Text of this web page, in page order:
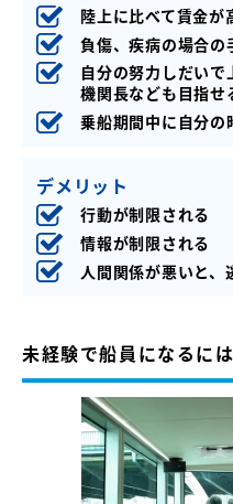
陸上に比べて賃金が
負傷、疾病の場合の
自分の努力しだい
機関長なども目指せ
乗船期間中に自分の
デメリット
行動が制限される
情報が制限される
人間関係が悪いと、
未経験で船員になるに